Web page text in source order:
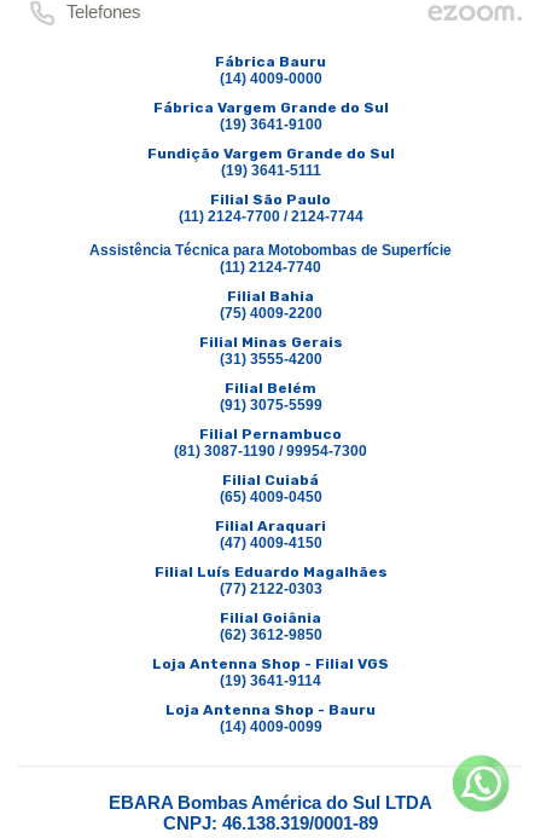
Telefones
Fábrica Bauru
(14) 4009-0000
Fábrica Vargem Grande do Sul
(19) 3641-9100
Fundição Vargem Grande do Sul
(19) 3641-5111
Filial São Paulo
(11) 2124-7700 / 2124-7744
Assistência Técnica para Motobombas de Superfície
(11) 2124-7740
Filial Bahia
(75) 4009-2200
Filial Minas Gerais
(31) 3555-4200
Filial Belém
(91) 3075-5599
Filial Pernambuco
(81) 3087-1190 / 99954-7300
Filial Cuiabá
(65) 4009-0450
Filial Araquari
(47) 4009-4150
Filial Luís Eduardo Magalhães
(77) 2122-0303
Filial Goiânia
(62) 3612-9850
Loja Antenna Shop - Filial VGS
(19) 3641-9114
Loja Antenna Shop - Bauru
(14) 4009-0099
EBARA Bombas América do Sul LTDA
CNPJ: 46.138.319/0001-89